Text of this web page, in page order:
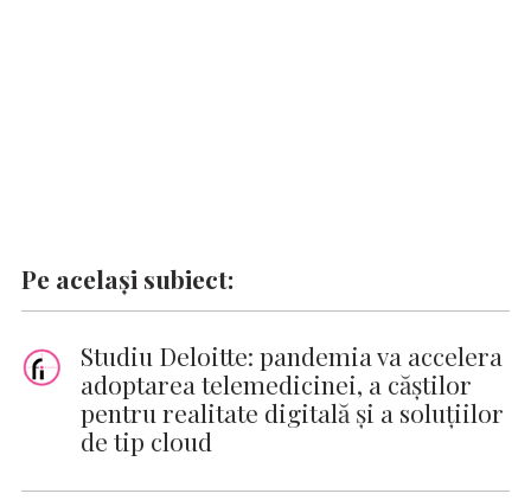
Pe același subiect:
Studiu Deloitte: pandemia va accelera
adoptarea telemedicinei, a căștilor
pentru realitate digitală și a soluțiilor
de tip cloud